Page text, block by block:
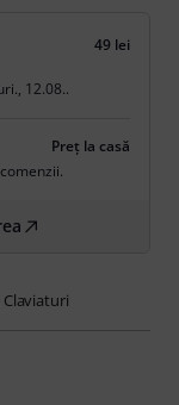
49 lei
12.08..
Preț la casă